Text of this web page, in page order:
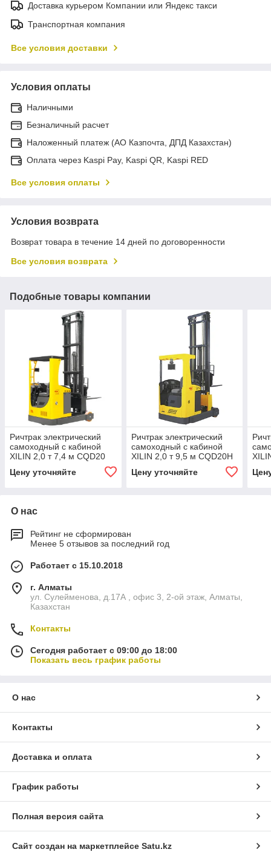
Доставка курьером Компании или Яндекс такси
Транспортная компания
Все условия доставки
Условия оплаты
Наличными
Безналичный расчет
Наложенный платеж (АО Казпочта, ДПД Казахстан)
Оплата через Kaspi Pay, Kaspi QR, Kaspi RED
Все условия оплаты
Условия возврата
Возврат товара в течение 14 дней по договоренности
Все условия возврата
Подобные товары компании
Ричтрак электрический
самоходный с кабиной
XILIN 2,0 т 7,4 м CQD20
Цену уточняйте
Ричтрак электрический
самоходный с кабиной
XILIN 2,0 т 9,5 м CQD20H
Цену уточняйте
О нас
Рейтинг не сформирован
Менее 5 отзывов за последний год
Работает с 15.10.2018
г. Алматы
ул. Сулейменова, д.17А , офис 3, 2-ой этаж, Алматы,
Казахстан
Контакты
Сегодня работает с 09:00 до 18:00
Показать весь график работы
О нас
Контакты
Доставка и оплата
График работы
Полная версия сайта
Сайт создан на маркетплейсе Satu.kz